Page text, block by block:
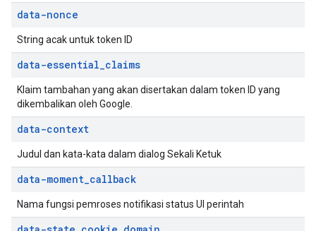
data-nonce
String acak untuk token ID
data-essential_claims
Klaim tambahan yang akan disertakan dalam token ID yang
dikembalikan oleh Google.
data-context
Judul dan kata-kata dalam dialog Sekali Ketuk
data-moment_callback
Nama fungsi pemroses notifikasi status UI perintah